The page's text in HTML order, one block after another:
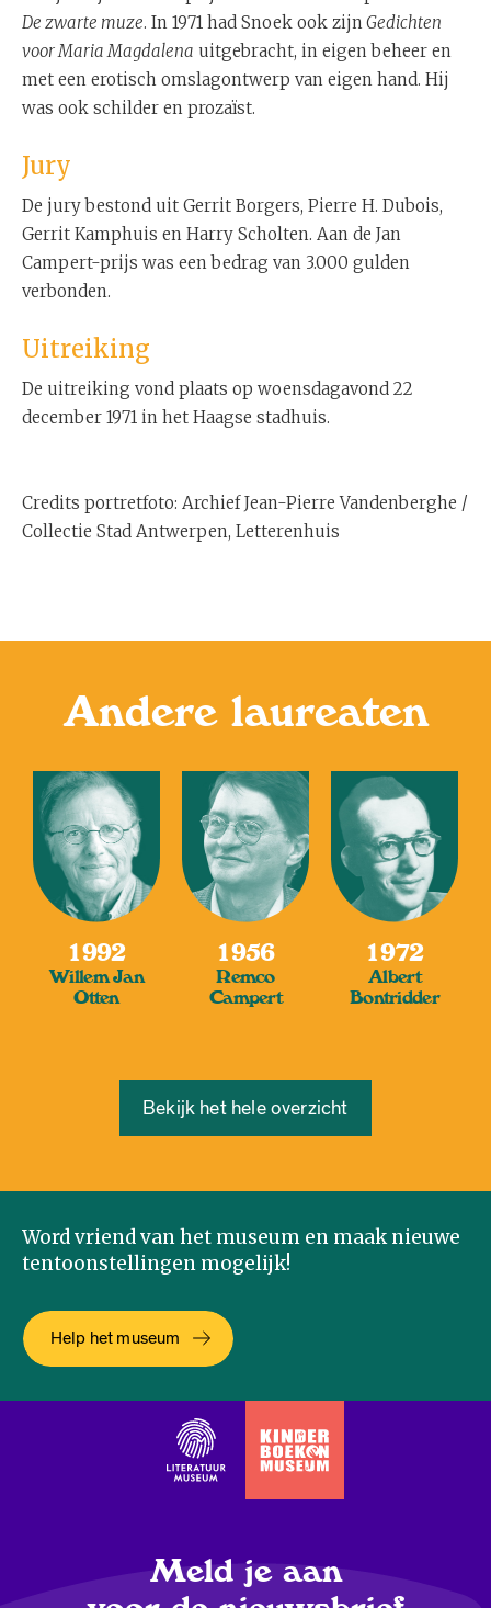
De zwarte muze. In 1971 had Snoek ook zijnGedichten
voor Maria Magdalena uitgebracht, in eigen beheer en
met een erotisch omslagontwerp van eigen hand. Hij
was ook schilder en prozaïst.
Jury
De jury bestond uit Gerrit Borgers, Pierre H. Dubois,
Gerrit Kamphuis en Harry Scholten. Aan de Jan
Campert-prijs was een bedrag van 3.000 gulden
verbonden.
Uitreiking
De uitreiking vond plaats op woensdagavond 22
december 1971 in het Haagse stadhuis.
Credits portretfoto: Archief Jean-Pierre Vandenberghe /
Collectie Stad Antwerpen, Letterenhuis
Andere laureaten
1992
Willem Jan
Otten
1956
Remco
Campert
1972
Albert
Bontridder
Bekijk het hele overzicht
Word vriend van het museum en maak nieuwe
tentoonstellingen mogelijk!
Help het museum
Meld je aan